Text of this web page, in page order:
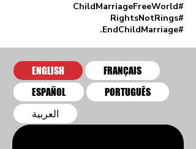
#ChildMarriageFreeWorld
#RightsNotRings
#EndChildMarriage.
ENGLISH
FRANÇAIS
ESPAÑOL
PORTUGUÊS
العربية